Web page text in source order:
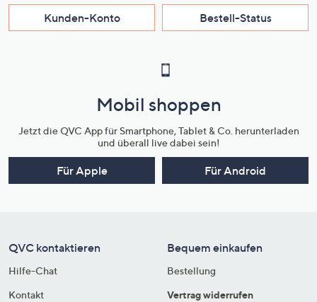
Kunden-Konto Bestell-Status
Mobil shoppen
Jetzt die QVC App für Smartphone, Tablet & Co. herunterladen
und überall live dabei sein!
Für Apple Für Android
QVC kontaktieren
Hilfe-Chat
Kontakt
Bequem einkaufen
Bestellung
Vertrag widerrufen